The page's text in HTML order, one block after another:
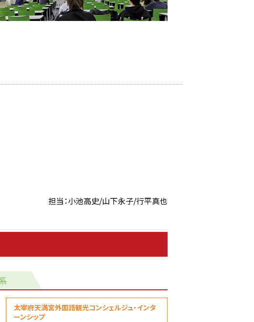
担当：小池高史/山下永子/行平真也
太宰府天満宮外国語観光コンシェルジュ・インタ
ーンシップ